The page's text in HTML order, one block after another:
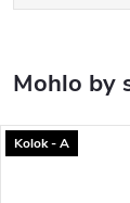
Kolok - A